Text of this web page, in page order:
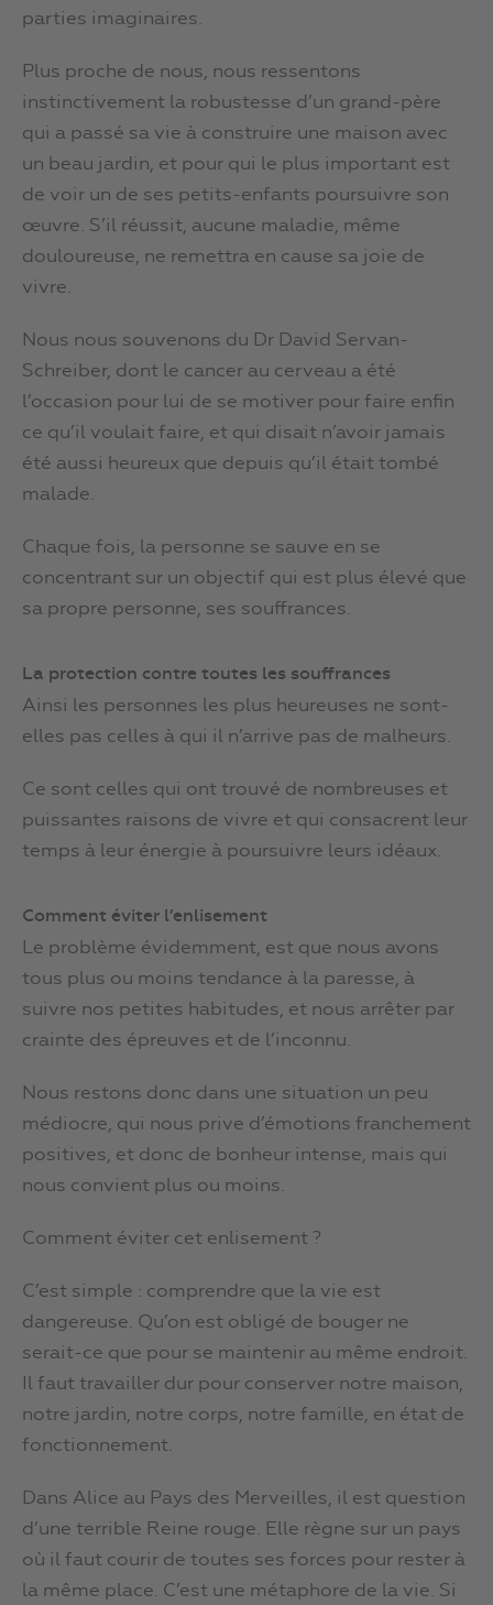
parties imaginaires.
Plus proche de nous, nous ressentons
instinctivement la robustesse d’un grand-père
qui a passé sa vie à construire une maison avec
un beau jardin, et pour qui le plus important est
de voir un de ses petits-enfants poursuivre son
œuvre. S’il réussit, aucune maladie, même
douloureuse, ne remettra en cause sa joie de
vivre.
Nous nous souvenons du Dr David Servan-
Schreiber, dont le cancer au cerveau a été
l’occasion pour lui de se motiver pour faire enfin
ce qu’il voulait faire, et qui disait n’avoir jamais
été aussi heureux que depuis qu’il était tombé
malade.
Chaque fois, la personne se sauve en se
concentrant sur un objectif qui est plus élevé que
sa propre personne, ses souffrances.
La protection contre toutes les souffrances
Ainsi les personnes les plus heureuses ne sont-
elles pas celles à qui il n’arrive pas de malheurs.
Ce sont celles qui ont trouvé de nombreuses et
puissantes raisons de vivre et qui consacrent leur
temps à leur énergie à poursuivre leurs idéaux.
Comment éviter l’enlisement
Le problème évidemment, est que nous avons
tous plus ou moins tendance à la paresse, à
suivre nos petites habitudes, et nous arrêter par
crainte des épreuves et de l’inconnu.
Nous restons donc dans une situation un peu
médiocre, qui nous prive d’émotions franchement
positives, et donc de bonheur intense, mais qui
nous convient plus ou moins.
Comment éviter cet enlisement ?
C’est simple : comprendre que la vie est
dangereuse. Qu’on est obligé de bouger ne
serait-ce que pour se maintenir au même endroit.
Il faut travailler dur pour conserver notre maison,
notre jardin, notre corps, notre famille, en état de
fonctionnement.
Dans Alice au Pays des Merveilles, il est question
d’une terrible Reine rouge. Elle règne sur un pays
où il faut courir de toutes ses forces pour rester à
la même place. C’est une métaphore de la vie. Si